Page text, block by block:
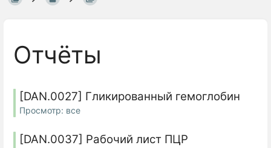
Отчёты
[DAN.0027] Гликированный гемоглобин
Просмотр: все
[DAN.0037] Рабочий лист ПЦР